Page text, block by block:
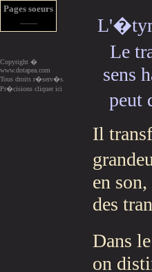
Pages soeurs
Copyright �
www.dotapea.com
Tous droits r�serv�s.
Pr�cisions cliquer ici
Le
sens
peut
Il
en
des
Dans
on